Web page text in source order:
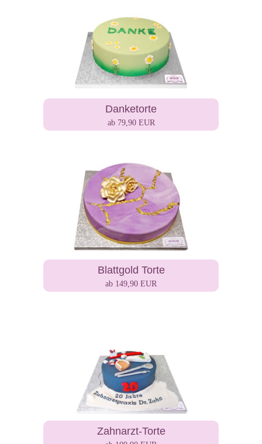
Danketorte
ab 79,90 EUR
Blattgold Torte
ab 149,90 EUR
Zahnarzt-Torte